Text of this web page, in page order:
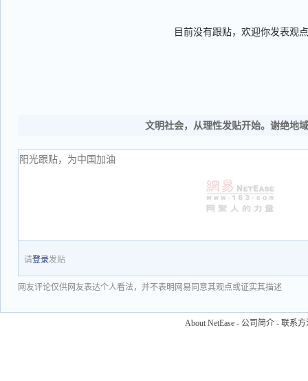
目前没有跟贴，欢迎你发表观点
文明社会，从理性发贴开始。谢绝地
请登录发贴
网友评论仅供网友表达个人看法，并不表明网易同意其观点或证实其描述
About NetEase - 公司简介 - 联系方